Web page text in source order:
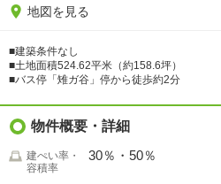
地図を見る
■建築条件なし
■土地面積524.62平米（約158.6坪）
■バス停「雉ガ谷」停から徒歩約2分
物件概要・詳細
建ぺい率・
容積率
30％・50％